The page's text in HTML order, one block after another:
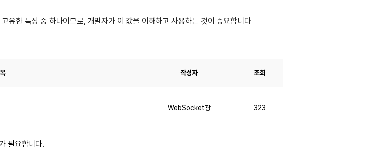
한 특징 중 하나이므로, 개발자가 이 값을 이해하고 사용하는 것이 중요합니다.
작성자 조회
WebSocket광 323
필요합니다.